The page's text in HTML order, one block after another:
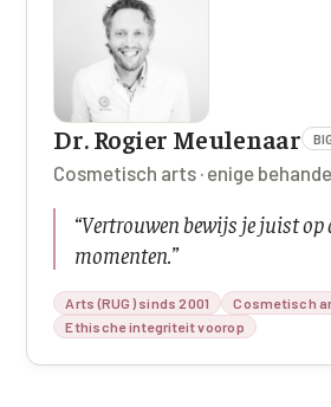
Dr. Rogier Meulenaar
Cosmetisch arts · enige
“Vertrouwen bewijs je juist op
momenten.”
Arts (RUG) sinds 2001
Cosmetisch
Ethische integriteit voorop